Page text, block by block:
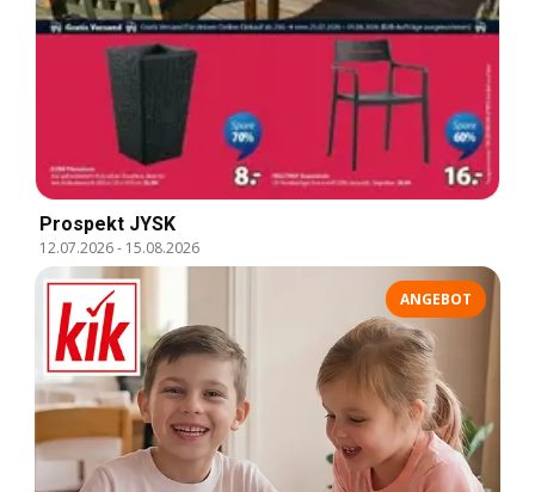
Prospekt JYSK
12.07.2026- 15.08.2026
ANGEBOT